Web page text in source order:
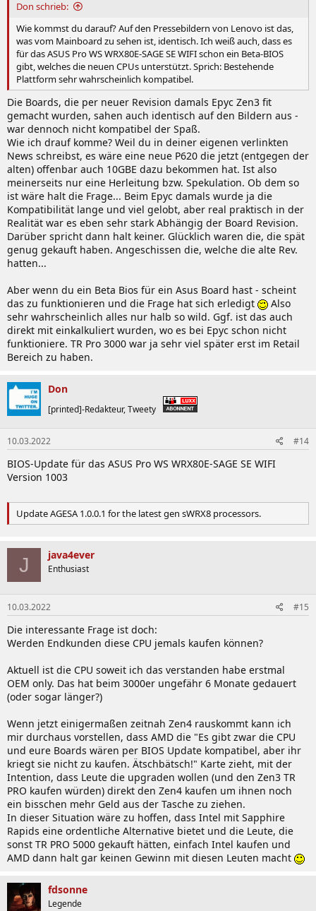
Don schrieb:
Wie kommst du darauf? Auf den Pressebildern von Lenovo ist das,
was vom Mainboard zu sehen ist, identisch. Ich weiß auch, dass es
für das ASUS Pro WS WRX80E-SAGE SE WIFI schon ein Beta-BIOS
gibt, welches die neuen CPUs unterstützt. Sprich: Bestehende
Plattform sehr wahrscheinlich kompatibel.
Die Boards, die per neuer Revision damals Epyc Zen3 fit
gemacht wurden, sahen auch identisch auf den Bildern aus -
war dennoch nicht kompatibel der Spaß.
Wie ich drauf komme? Weil du in deiner eigenen verlinkten
News schreibst, es wäre eine neue P620 die jetzt (entgegen der
alten) offenbar auch 10GBE dazu bekommen hat. Ist also
meinerseits nur eine Herleitung bzw. Spekulation. Ob dem so
ist wäre halt die Frage... Beim Epyc damals wurde ja die
Kompatibilität lange und viel gelobt, aber real praktisch in der
Realität war es eben sehr stark Abhängig der Board Revision.
Darüber spricht dann halt keiner. Glücklich waren die, die spät
genug gekauft haben. Angeschissen die, welche die alte Rev.
hatten...
Aber wenn du ein Beta Bios für ein Asus Board hast - scheint
das zu funktionieren und die Frage hat sich erledigt
Also
sehr wahrscheinlich alles nur halb so wild. Ggf. ist das auch
direkt mit einkalkuliert wurden, wo es bei Epyc schon nicht
funktioniere. TR Pro 3000 war ja sehr viel später erst im Retail
Bereich zu haben.
Don
[printed]-Redakteur, Tweety
10.03.2022 #14
BIOS-Update für das ASUS Pro WS WRX80E-SAGE SE WIFI
Version 1003
Update AGESA 1.0.0.1 for the latest gen sWRX8 processors.
J java4ever
Enthusiast
10.03.2022 #15
Die interessante Frage ist doch:
Werden Endkunden diese CPU jemals kaufen können?
Aktuell ist die CPU soweit ich das verstanden habe erstmal
OEM only. Das hat beim 3000er ungefähr 6 Monate gedauert
(oder sogar länger?)
Wenn jetzt einigermaßen zeitnah Zen4 rauskommt kann ich
mir durchaus vorstellen, dass AMD die "Es gibt zwar die CPU
und eure Boards wären per BIOS Update kompatibel, aber ihr
kriegt sie nicht zu kaufen. Ätschbätsch!" Karte zieht, mit der
Intention, dass Leute die upgraden wollen (und den Zen3 TR
PRO kaufen würden) direkt den Zen4 kaufen um ihnen noch
ein bisschen mehr Geld aus der Tasche zu ziehen.
In dieser Situation wäre zu hoffen, dass Intel mit Sapphire
Rapids eine ordentliche Alternative bietet und die Leute, die
sonst TR PRO 5000 gekauft hätten, einfach Intel kaufen und
AMD dann halt gar keinen Gewinn mit diesen Leuten macht
fdsonne
Legende